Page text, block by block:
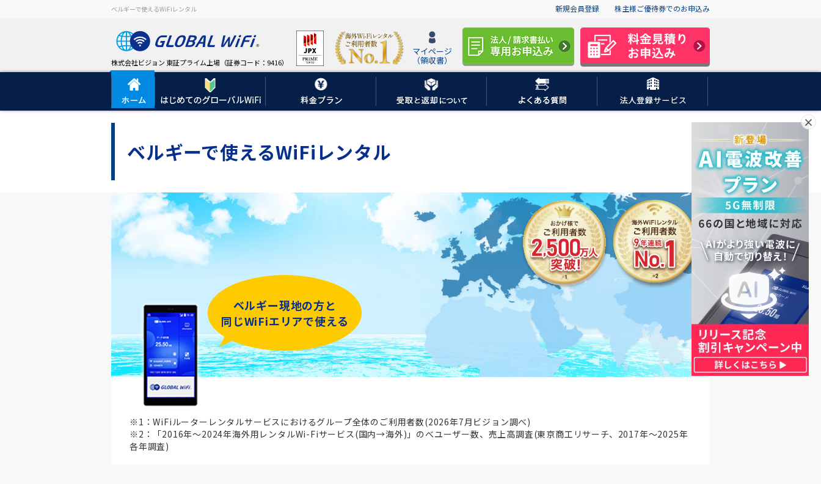
ベルギーで使えるWiFiレンタル 新規会員登録 株主様ご優待券でのお申込み
株式会社ビジョン 東証プライム上場（証券コード：9416）
マイページ
（領収書）
ベルギーで使えるWiFiレンタル
ベルギー現地の方と
同じWiFiエリアで使える
※1：WiFiルーターレンタルサービスにおけるグループ全体のご利用者数(2026年7月ビジョン調べ)
※2：「2016年～2024年海外用レンタルWi-Fiサービス(国内→海外)」のべユーザー数、売上高調査(東京商工リサーチ、2017年～2025年
各年調査)
×